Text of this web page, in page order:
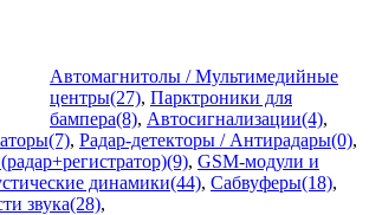
Автомагнитолы / Мультимедийные
центры(27), Парктроники для
бампера(8), Автосигнализации(4),
, Радар-детекторы / Антирадары(0),
, GSM-модули и
динамики(44), Сабвуферы(18),
звука(28),